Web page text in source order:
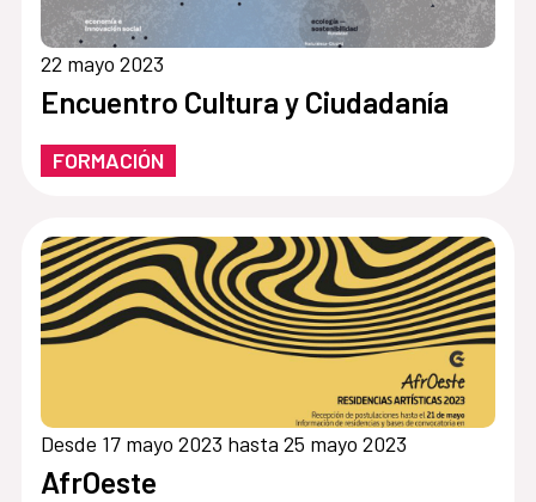
22 mayo 2023
Encuentro Cultura y Ciudadanía
FORMACIÓN
Desde 17 mayo 2023 hasta 25 mayo 2023
AfrOeste